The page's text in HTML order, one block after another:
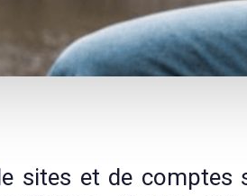
sites et de comptes